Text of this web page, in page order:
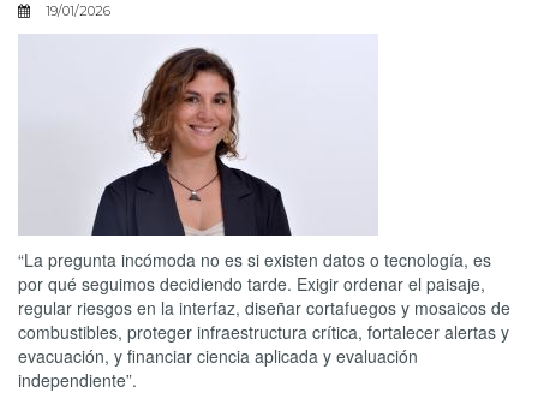
19/01/2026
“La pregunta incómoda no es si existen datos o tecnología, es
por qué seguimos decidiendo tarde. Exigir ordenar el paisaje,
regular riesgos en la interfaz, diseñar cortafuegos y mosaicos de
combustibles, proteger infraestructura crítica, fortalecer alertas y
evacuación, y financiar ciencia aplicada y evaluación
independiente”.